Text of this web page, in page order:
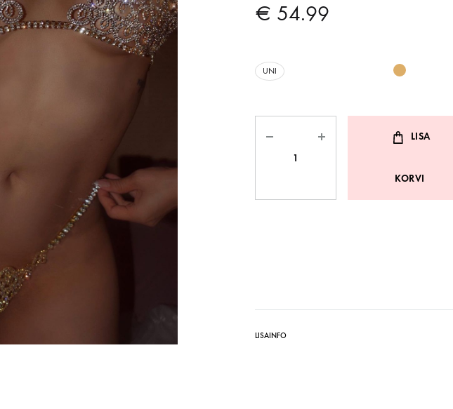
Rakmed
€ 54.99
UNI
LISA
KORVI
LISAINFO